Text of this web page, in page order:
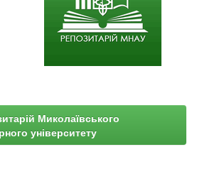
Миколаївського
університету